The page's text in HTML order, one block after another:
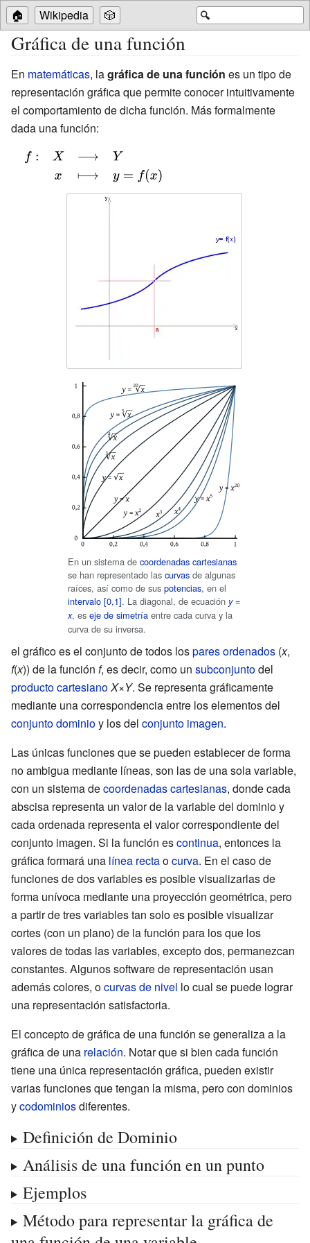
🔍
🏠 Wikipedia 🎲
Gráfica de una función
En matemáticas, lagráfica de una función es un tipo de
representación gráfica que permite conocer intuitivamente
el comportamiento de dicha función. Más formalmente
dada una función:
{\displaystyle
{\begin{array}
{rccl}f:&X&\longrightarrow
En un sistema de coordenadas cartesianas
se han representado las curvas de algunas
raíces, así como de sus potencias, en el
intervalo [0,1]. La diagonal, de ecuación y=
x, es eje de simetría entre cada curva y la
curva de su inversa.
el gráfico es el conjunto de todos lospares ordenados (x,
f(x)) de la función f, es decir, como un subconjuntodel
producto cartesianoX×Y. Se representa gráficamente
mediante unacorrespondenciaentre los elementos del
conjuntodominioy los del conjunto imagen.
Las únicas funciones que se pueden establecer de forma
no ambigua mediante líneas, son las de una sola variable,
con un sistema decoordenadas cartesianas, donde cada
abscisa representa un valor de la variable del dominio y
cada ordenada representa el valor correspondiente del
conjunto imagen. Si la función escontinua, entonces la
gráfica formará una línea rectaocurva. En el caso de
funciones de dos variables es posible visualizarlas de
forma unívoca mediante una proyección geométrica, pero
a partir de tres variables tan solo es posible visualizar
cortes (con un plano) de la función para los que los
valores de todas las variables, excepto dos, permanezcan
constantes. Algunos software de representación usan
además colores, ocurvas de nivel lo cual se puede lograr
una representación satisfactoria.
El concepto de gráfica de una función se generaliza a la
gráfica de una relación. Notar que si bien cada función
tiene una única representación gráfica, pueden existir
varias funciones que tengan la misma, pero con dominios
ycodominiosdiferentes.
Definición de Dominio
Análisis de una función en un punto
Ejemplos
Método para representar la gráfica de